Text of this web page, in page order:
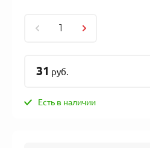
31 руб.
Есть в наличии